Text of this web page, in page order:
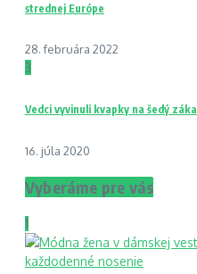
strednej Európe
28. februára 2022
3
Vedci vyvinuli kvapky na šedý zákal
16. júla 2020
Vyberáme pre vás
1